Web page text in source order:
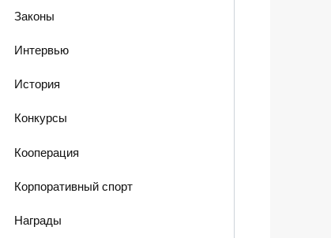
Законы
Интервью
История
Конкурсы
Кооперация
Корпоративный спорт
Награды